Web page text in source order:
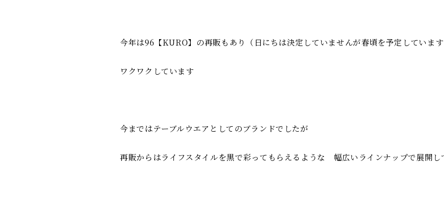
今年は96【KURO】の再販もあり（日にちは決定していませんが春頃を予定していま
ワクワクしています
今まではテーブルウエアとしてのブランドでしたが
再販からはライフスタイルを黒で彩ってもらえるような 幅広いラインナップで展開し